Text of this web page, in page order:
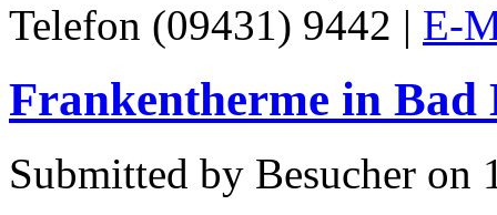
Telefon (09431) 9442 | E-
Frankentherme in Bad
Submitted by Besucher on